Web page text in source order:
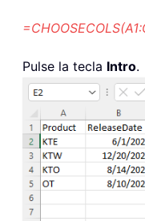
Pulse la tecla Intro.